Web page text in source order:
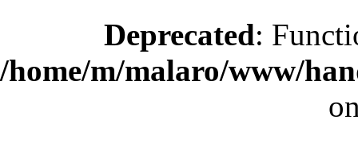
Deprecated:
/home/m/malaro/www/